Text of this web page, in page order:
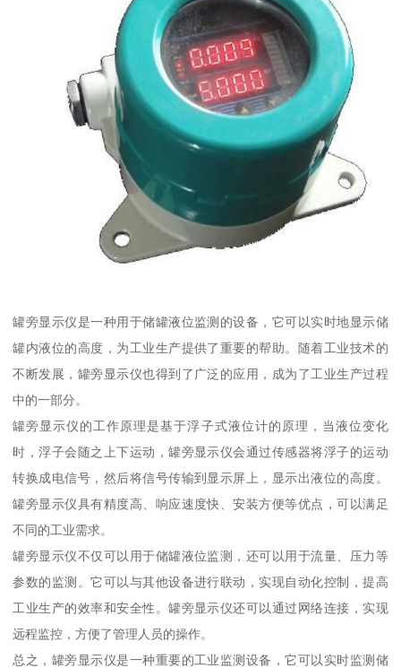
罐旁显示仪是一种用于储罐液位监测的设备，它可以实时地显示储
罐内液位的高度，为工业生产提供了重要的帮助。随着工业技术的
不断发展，罐旁显示仪也得到了广泛的应用，成为了工业生产过程
中的一部分。
罐旁显示仪的工作原理是基于浮子式液位计的原理，当液位变化
时，浮子会随之上下运动，罐旁显示仪会通过传感器将浮子的运动
转换成电信号，然后将信号传输到显示屏上，显示出液位的高度。
罐旁显示仪具有精度高、响应速度快、安装方便等优点，可以满足
不同的工业需求。
罐旁显示仪不仅可以用于储罐液位监测，还可以用于流量、压力等
参数的监测。它可以与其他设备进行联动，实现自动化控制，提高
工业生产的效率和安全性。罐旁显示仪还可以通过网络连接，实现
远程监控，方便了管理人员的操作。
总之，罐旁显示仪是一种重要的工业监测设备，它可以实时监测储